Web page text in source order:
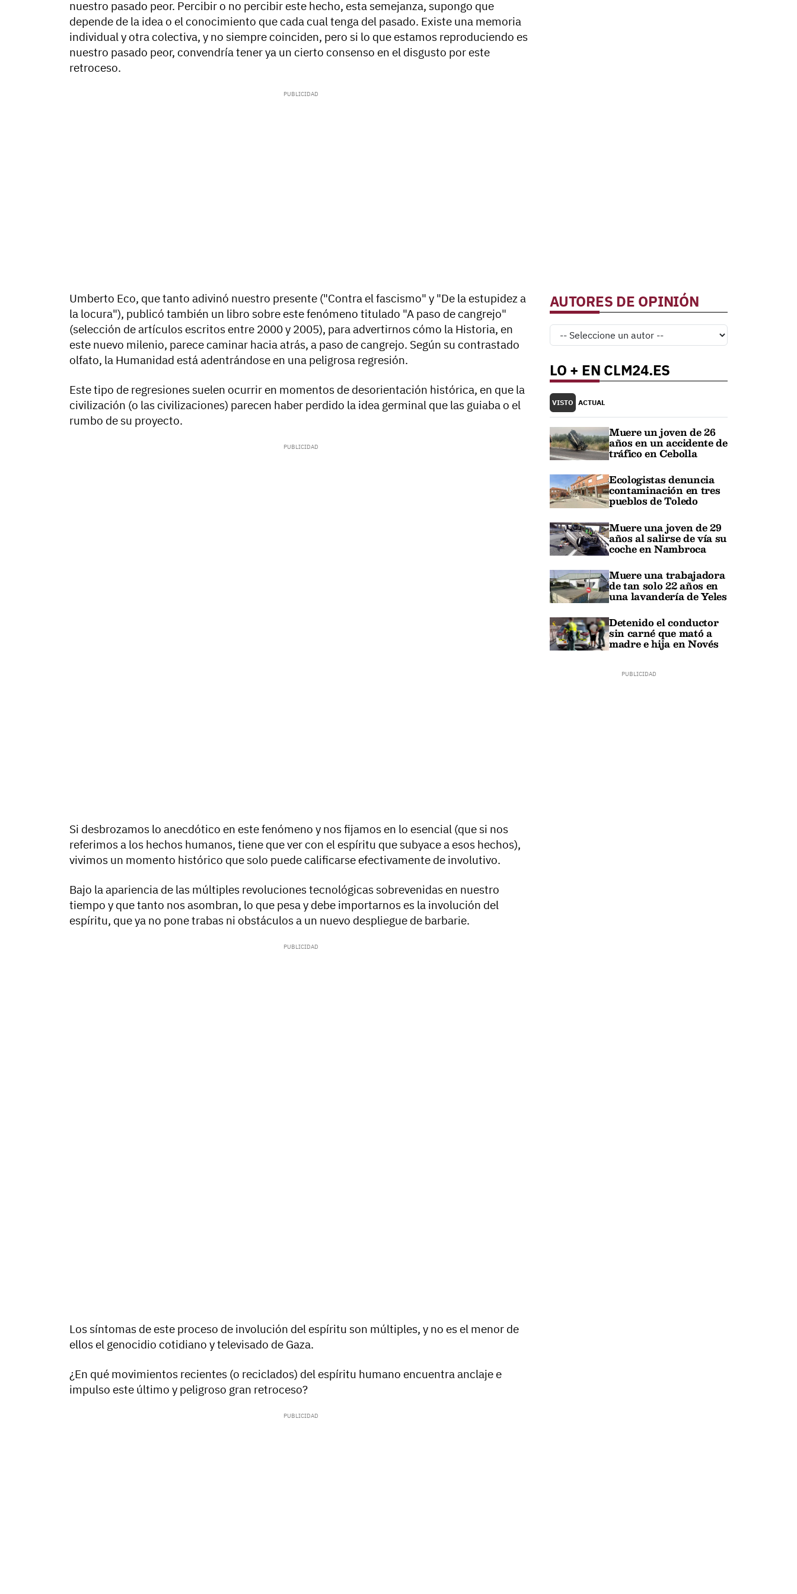
nuestro pasado peor. Percibir o no percibir este hecho, esta semejanza, supongo que
depende de la idea o el conocimiento que cada cual tenga del pasado. Existe una memoria
individual y otra colectiva, y no siempre coinciden, pero si lo que estamos reproduciendo es
nuestro pasado peor, convendría tener ya un cierto consenso en el disgusto por este
retroceso.
Umberto Eco, que tanto adivinó nuestro presente ("Contra el fascismo" y "De la estupidez a
la locura"), publicó también un libro sobre este fenómeno titulado "A paso de cangrejo"
(selección de artículos escritos entre 2000 y 2005), para advertirnos cómo la Historia, en
este nuevo milenio, parece caminar hacia atrás, a paso de cangrejo. Según su contrastado
olfato, la Humanidad está adentrándose en una peligrosa regresión.
Este tipo de regresiones suelen ocurrir en momentos de desorientación histórica, en que la
civilización (o las civilizaciones) parecen haber perdido la idea germinal que las guiaba o el
rumbo de su proyecto.
Si desbrozamos lo anecdótico en este fenómeno y nos fijamos en lo esencial (que si nos
referimos a los hechos humanos, tiene que ver con el espíritu que subyace a esos hechos),
vivimos un momento histórico que solo puede calificarse efectivamente de involutivo.
Bajo la apariencia de las múltiples revoluciones tecnológicas sobrevenidas en nuestro
tiempo y que tanto nos asombran, lo que pesa y debe importarnos es la involución del
espíritu, que ya no pone trabas ni obstáculos a un nuevo despliegue de barbarie.
Los síntomas de este proceso de involución del espíritu son múltiples, y no es el menor de
ellos el genocidio cotidiano y televisado de Gaza.
¿En qué movimientos recientes (o reciclados) del espíritu humano encuentra anclaje e
impulso este último y peligroso gran retroceso?
AUTORES DE OPINIÓN
LO + EN CLM24.ES
VISTO ACTUAL
Muere un joven de 26
años en un accidente de
tráfico en Cebolla
Ecologistas denuncia
contaminación en tres
pueblos de Toledo
Muere una joven de 29
años al salirse de vía su
coche en Nambroca
Muere una trabajadora
de tan solo 22 años en
una lavandería de Yeles
Detenido el conductor
sin carné que mató a
madre e hija en Novés